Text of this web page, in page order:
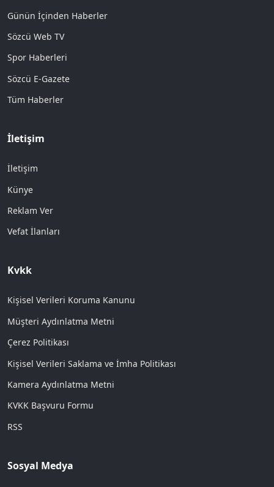
Günün İçinden Haberler
Sözcü Web TV
Spor Haberleri
Sözcü E-Gazete
Tüm Haberler
İletişim
İletişim
Künye
Reklam Ver
Vefat İlanları
Kvkk
Kişisel Verileri Koruma Kanunu
Müşteri Aydınlatma Metni
Çerez Politikası
Kişisel Verileri Saklama ve İmha Politikası
Kamera Aydınlatma Metni
KVKK Başvuru Formu
RSS
Sosyal Medya